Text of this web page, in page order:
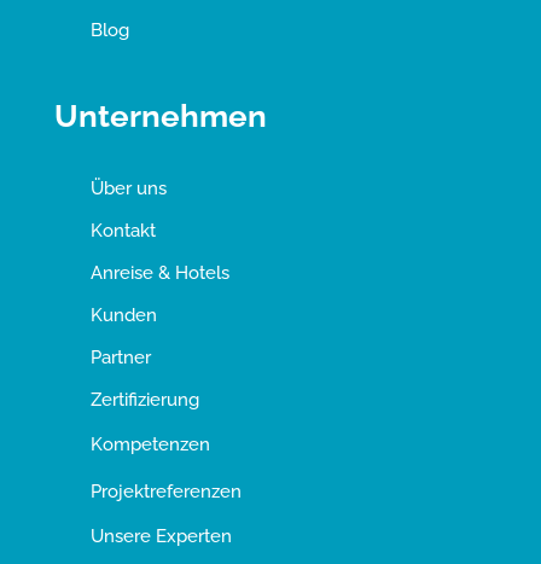
Blog
Unternehmen
Über uns
Kontakt
Anreise & Hotels
Kunden
Partner
Zertifizierung
Kompetenzen
Projektreferenzen
Unsere Experten